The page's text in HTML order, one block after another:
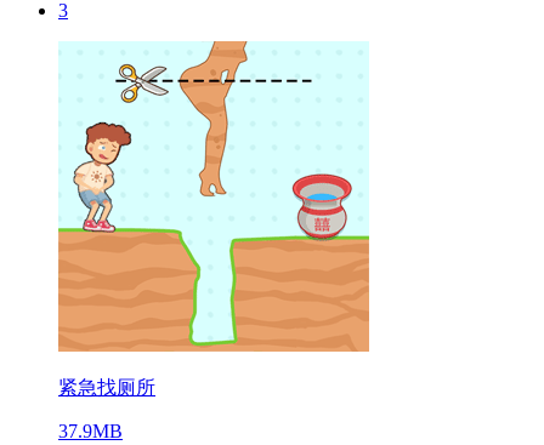
3
紧急找厕所
37.9MB